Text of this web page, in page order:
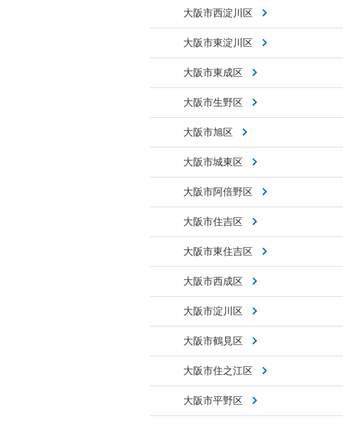
大阪市西淀川区
大阪市東淀川区
大阪市東成区
大阪市生野区
大阪市旭区
大阪市城東区
大阪市阿倍野区
大阪市住吉区
大阪市東住吉区
大阪市西成区
大阪市淀川区
大阪市鶴見区
大阪市住之江区
大阪市平野区